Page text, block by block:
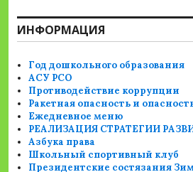
ИНФОРМАЦИЯ
Год дошкольного образования
АСУ РСО
Противодействие коррупции
Ракетная опасность и
Ежедневное меню
РЕАЛИЗАЦИЯ СТРАТЕГИИ
Азбука права
Школьный спортивный клуб
Президентские состязания